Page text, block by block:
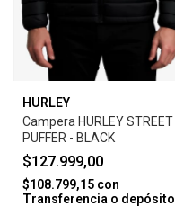
HURLEY
Campera HURLEY STREET
PUFFER - BLACK
$127.999,00
$108.799,15 con
Transferencia o depósito